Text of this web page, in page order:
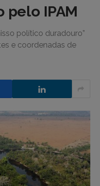
IPAM
político duradouro”
e coordenadas de